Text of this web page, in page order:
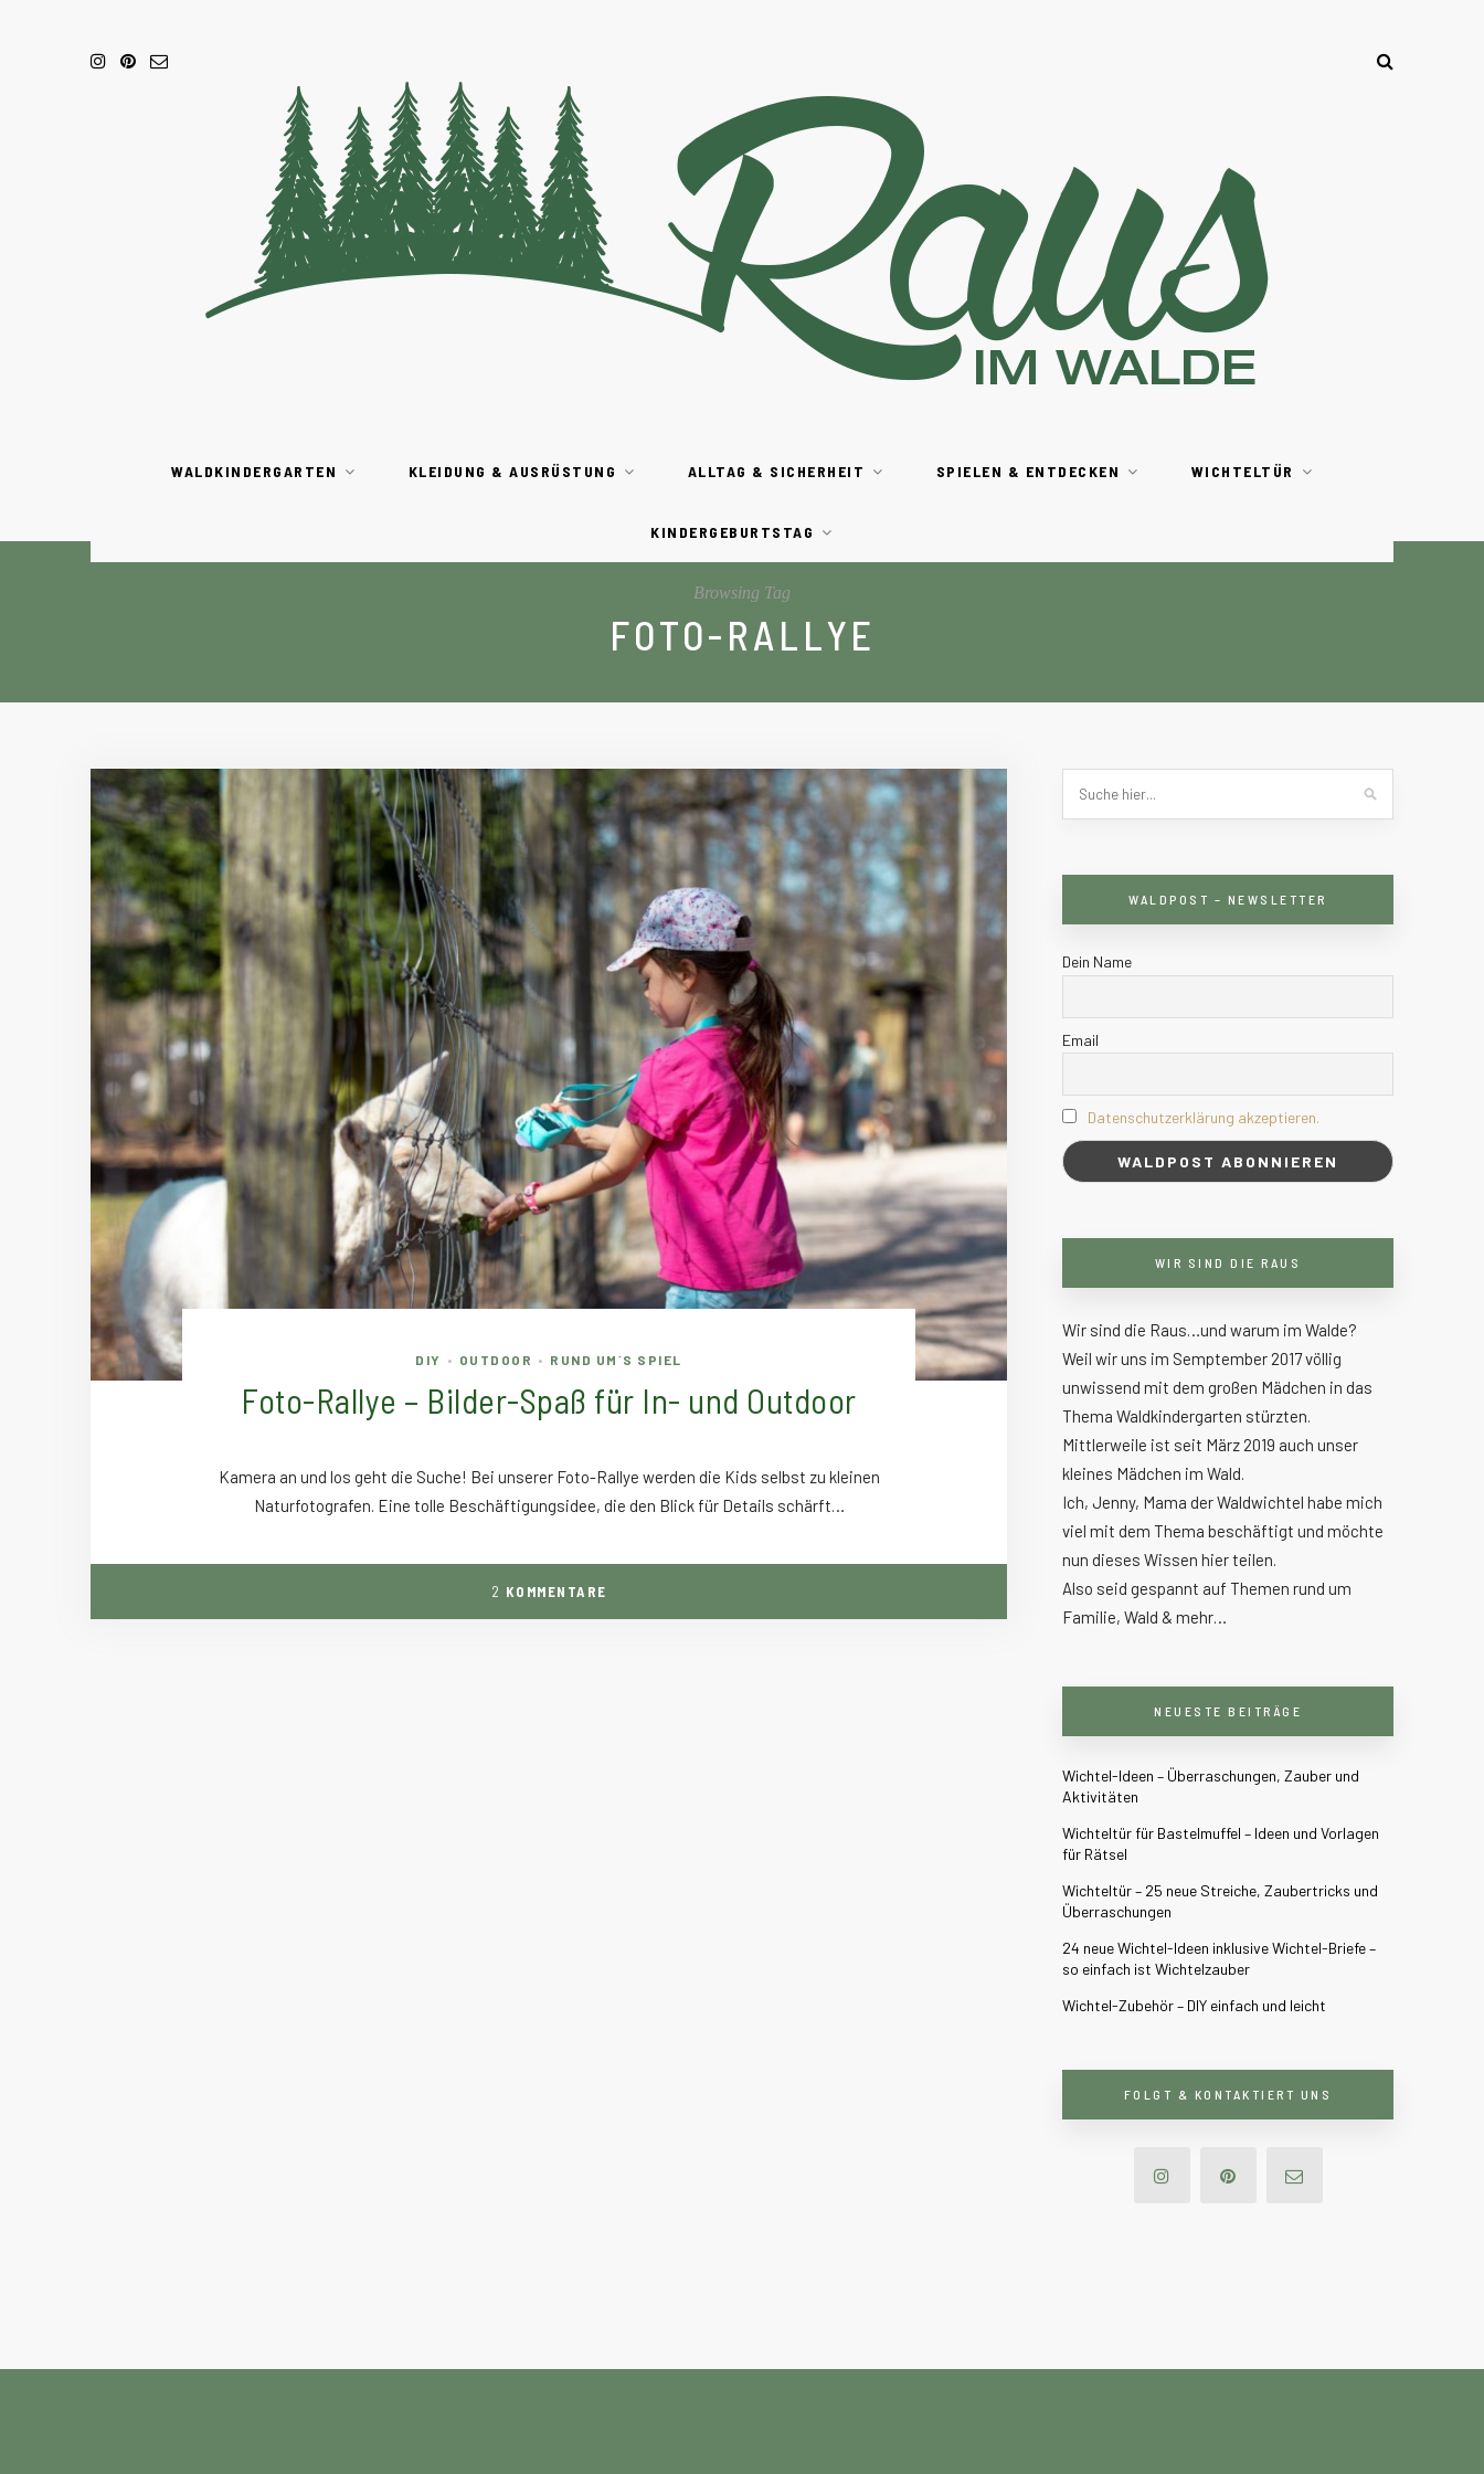
WALDKINDERGARTEN KLEIDUNG & AUSRÜSTUNG ALLTAG & SICHERHEIT SPIELEN & ENTDECKEN WICHTELTÜR
KINDERGEBURTSTAG
Browsing Tag
FOTO-RALLYE
DIY • OUTDOOR • RUND UM´S SPIEL
Foto-Rallye – Bilder-Spaß für In- und Outdoor
Kamera an und los geht die Suche! Bei unserer Foto-Rallye werden die Kids selbst zu kleinen
Naturfotografen. Eine tolle Beschäftigungsidee, die den Blick für Details schärft…
2 KOMMENTARE
WALDPOST – NEWSLETTER
Dein Name
Email
Datenschutzerklärung akzeptieren.
WIR SIND DIE RAUS
Wir sind die Raus…und warum im Walde?
Weil wir uns im Semptember 2017 völlig
unwissend mit dem großen Mädchen in das
Thema Waldkindergarten stürzten.
Mittlerweile ist seit März 2019 auch unser
kleines Mädchen im Wald.
Ich, Jenny, Mama der Waldwichtel habe mich
viel mit dem Thema beschäftigt und möchte
nun dieses Wissen hier teilen.
Also seid gespannt auf Themen rund um
Familie, Wald & mehr…
NEUESTE BEITRÄGE
Wichtel-Ideen – Überraschungen, Zauber und
Aktivitäten
Wichteltür für Bastelmuffel – Ideen und Vorlagen
für Rätsel
Wichteltür – 25 neue Streiche, Zaubertricks und
Überraschungen
24 neue Wichtel-Ideen inklusive Wichtel-Briefe –
so einfach ist Wichtelzauber
Wichtel-Zubehör – DIY einfach und leicht
FOLGT & KONTAKTIERT UNS